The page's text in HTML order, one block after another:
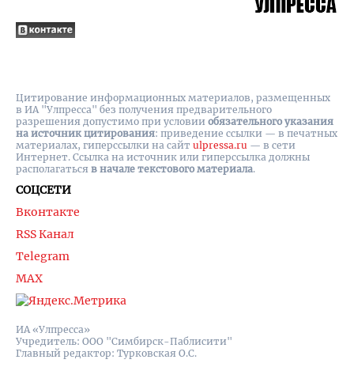
ИА «Улпресса»
Учредитель: ООО "Симбирск-Паблисити"
Главный редактор: Турковская О.С.
СОЦСЕТИ
Вконтакте
RSS Канал
Telegram
MAX
Цитирование информационных материалов, размещенных
в ИА "Улпресса" без получения предварительного
разрешения допустимо при условии обязательного указания
на источник цитирования: приведение ссылки — в печатных
материалах, гиперссылки на cайт ulpressa.ru — в сети
Интернет. Ссылка на источник или гиперссылка должны
располагаться в начале текстового материала.